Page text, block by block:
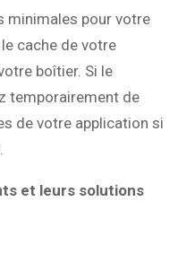
minimales pour votre
cache de votre
boîtier. Si le
temporairement de
de votre application si
et leurs solutions